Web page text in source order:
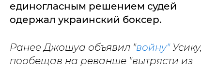
единогласным решением судей
одержал украинский боксер.
Ранее Джошуа объявил "войну"Усику,
пообещав на реванше "вытрясти из